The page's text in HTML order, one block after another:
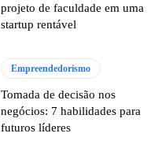
projeto de faculdade em uma
startup rentável
Empreendedorismo
Tomada de decisão nos
negócios: 7 habilidades para
futuros líderes